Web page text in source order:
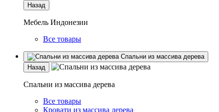
Назад
Мебель Индонезии
Все товары
Спальни из массива дерева
Назад
Спальни из массива дерева
Все товары
Кровати из массива дерева